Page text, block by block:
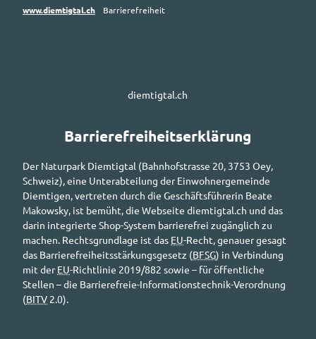
www.diemtigtal.ch Barrierefreiheit
diemtigtal.ch
Barrierefreiheitserklärung
Der Naturpark Diemtigtal (Bahnhofstrasse 20, 3753 Oey,
Schweiz), eine Unterabteilung der Einwohnergemeinde
Diemtigen, vertreten durch die Geschäftsführerin Beate
Makowsky, ist bemüht, die Webseite diemtigtal.ch und das
darin integrierte Shop-System barrierefrei zugänglich zu
machen. Rechtsgrundlage ist das EU-Recht, genauer gesagt
das Barrierefreiheitsstärkungsgesetz (BFSG) in Verbindung
mit derEU-Richtlinie 2019/882 sowie – für öffentliche
Stellen – die Barrierefreie-Informationstechnik-Verordnung
(BITV 2.0).